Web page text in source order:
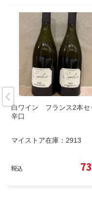
白ワイン フランス2本
辛口
マイストア在庫： 2913
税込